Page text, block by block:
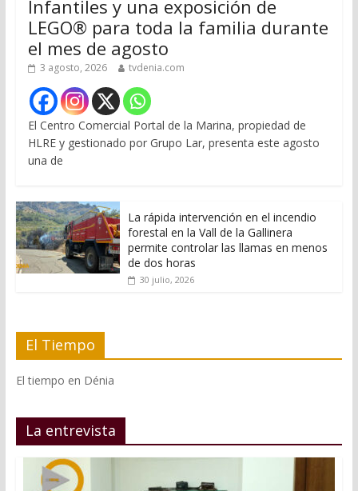
Infantiles y una exposición de
LEGO® para toda la familia durante
el mes de agosto
3 agosto, 2026 tvdenia.com
El Centro Comercial Portal de la Marina, propiedad de
HLRE y gestionado por Grupo Lar, presenta este agosto
una de
La rápida intervención en el incendio
forestal en la Vall de la Gallinera
permite controlar las llamas en menos
de dos horas
30 julio, 2026
El Tiempo
El tiempo en Dénia
La entrevista